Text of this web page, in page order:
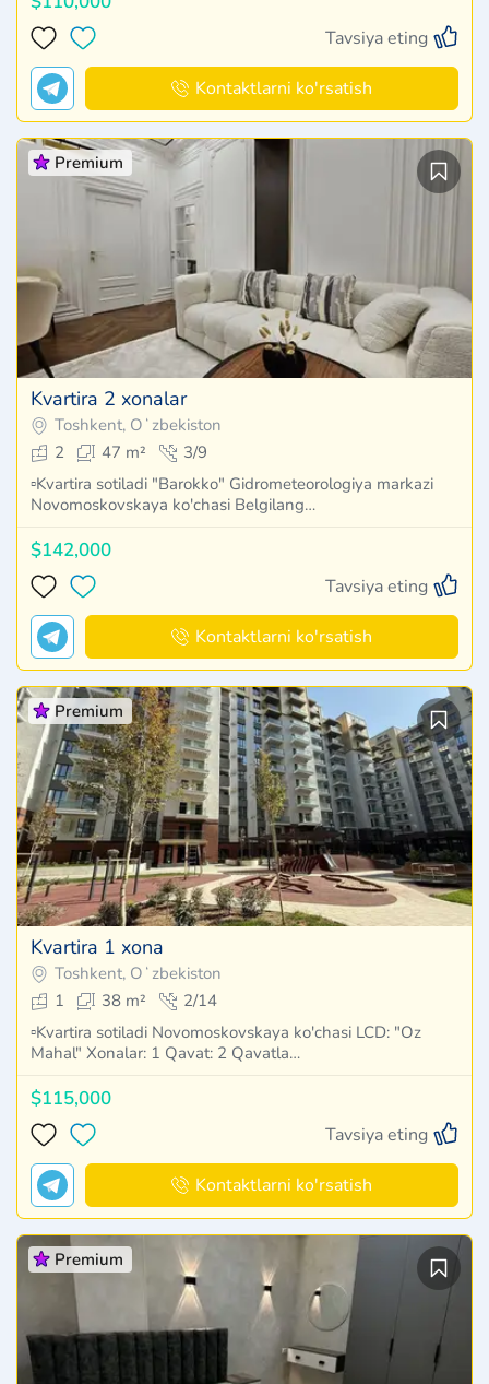
Tavsiya eting
Kontaktlarni ko'rsatish
Premium
Kvartira 2 xonalar
Toshkent, Oʻzbekiston
2
47 m²
3/9
▫️Kvartira sotiladi "Barokko" Gidrometeorologiya markazi
Novomoskovskaya ko'chasi Belgilang…
$142,000
Tavsiya eting
Kontaktlarni ko'rsatish
Premium
Kvartira 1 xona
Toshkent, Oʻzbekiston
1
38 m²
2/14
▫️Kvartira sotiladi Novomoskovskaya ko'chasi LCD: "Oz
Mahal" Xonalar: 1 Qavat: 2 Qavatla…
$115,000
Tavsiya eting
Kontaktlarni ko'rsatish
Premium